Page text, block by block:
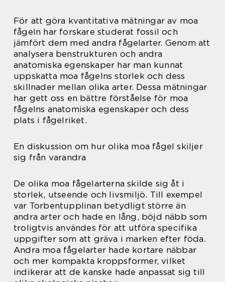
För att göra kvantitativa mätningar av moa
fågeln har forskare studerat fossil och
jämfört dem med andra fågelarter. Genom att
analysera benstrukturen och andra
anatomiska egenskaper har man kunnat
uppskatta moa fågelns storlek och dess
skillnader mellan olika arter. Dessa mätningar
har gett oss en bättre förståelse för moa
fågelns anatomiska egenskaper och dess
plats i fågelriket.
En diskussion om hur olika moa fågel skiljer
sig från varandra
De olika moa fågelarterna skilde sig åt i
storlek, utseende och livsmiljö. Till exempel
var Torbentupplinan betydligt större än
andra arter och hade en lång, böjd näbb som
troligtvis användes för att utföra specifika
uppgifter som att gräva i marken efter föda.
Andra moa fågelarter hade kortare näbbar
och mer kompakta kroppsformer, vilket
indikerar att de kanske hade anpassat sig till